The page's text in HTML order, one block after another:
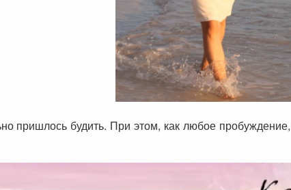
пришлось будить. При этом, как любое